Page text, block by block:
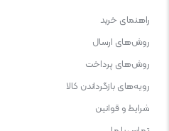
راهنمای خرید
روش‌های ارسال
روش‌های پرداخت
رویه‌های بازگرداندن کالا
شرایط و قوانین